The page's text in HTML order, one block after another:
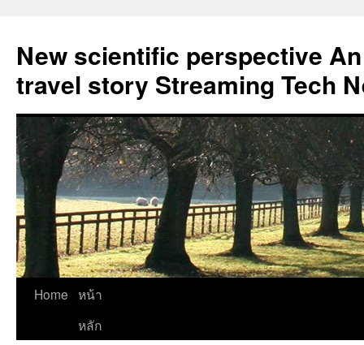
New scientific perspective
travel story Streaming Tech
Skip
Home หน้า
หลัก